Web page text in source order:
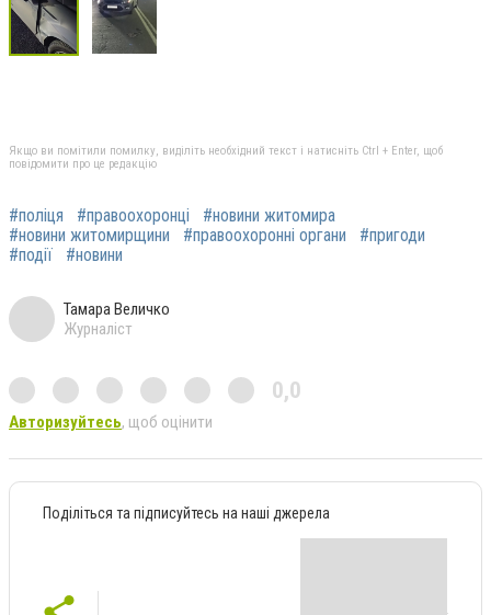
Якщо ви помітили помилку, виділіть необхідний текст і натисніть Ctrl + Enter, щоб
повідомити про це редакцію
#поліця #правоохоронці
#новини житомира
#новини житомирщини
#правоохоронні органи
#пригоди
#події
#новини
Тамара Величко
Журналіст
0,0
Авторизуйтесь, щоб оцінити
Поділіться та підписуйтесь на наші джерела